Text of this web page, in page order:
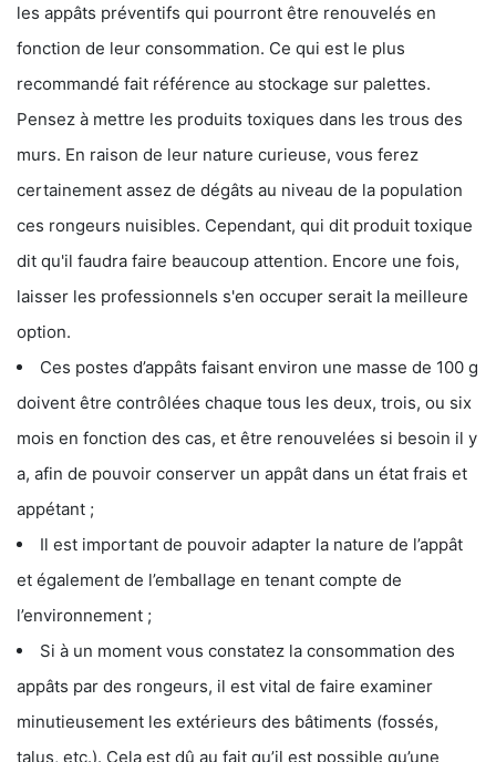
les appâts préventifs qui pourront être renouvelés en
fonction de leur consommation. Ce qui est le plus
recommandé fait référence au stockage sur palettes.
Pensez à mettre les produits toxiques dans les trous des
murs. En raison de leur nature curieuse, vous ferez
certainement assez de dégâts au niveau de la population
ces rongeurs nuisibles. Cependant, qui dit produit toxique
dit qu'il faudra faire beaucoup attention. Encore une fois,
laisser les professionnels s'en occuper serait la meilleure
option.
Ces postes d’appâts faisant environ une masse de 100 g
doivent être contrôlées chaque tous les deux, trois, ou six
mois en fonction des cas, et être renouvelées si besoin il y
a, afin de pouvoir conserver un appât dans un état frais et
appétant ;
Il est important de pouvoir adapter la nature de l’appât
et également de l’emballage en tenant compte de
l’environnement ;
Si à un moment vous constatez la consommation des
appâts par des rongeurs, il est vital de faire examiner
minutieusement les extérieurs des bâtiments (fossés,
talus, etc.). Cela est dû au fait qu’il est possible qu’une